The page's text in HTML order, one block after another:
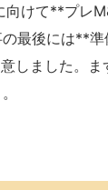
向けて**プレ
最後には**準
しました。ま